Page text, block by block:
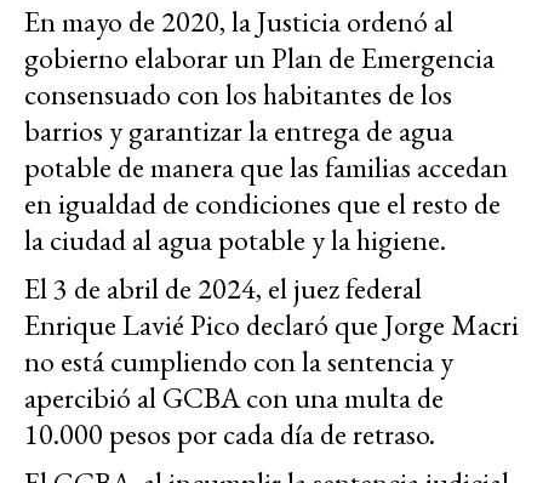
En mayo de 2020, la Justicia ordenó al
gobierno elaborar un Plan de Emergencia
consensuado con los habitantes de los
barrios y garantizar la entrega de agua
potable de manera que las familias accedan
en igualdad de condiciones que el resto de
la ciudad al agua potable y la higiene.
El 3 de abril de 2024, el juez federal
Enrique Lavié Pico declaró que Jorge Macri
no está cumpliendo con la sentencia y
apercibió al GCBA con una multa de
10.000 pesos por cada día de retraso.